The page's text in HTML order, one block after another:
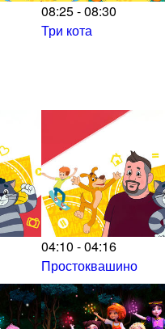
08:25 - 08:30
Три кота
04:10 - 04:16
Простоквашино